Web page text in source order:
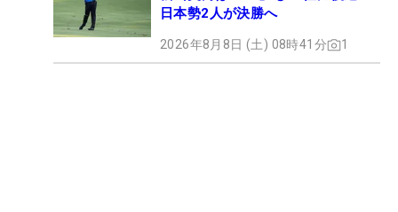
日本勢2人が決勝へ
2026年8月8日 (土) 08時41分 1